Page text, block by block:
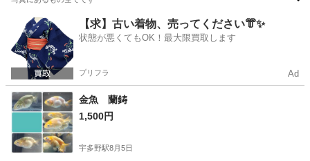
京都 京都市 鳴滝駅 その他 丸太
【求】古い着物、売ってください👘✨
状態が悪くてもOK！最大限買取します
プリフラ Ad
金魚 蘭鋳
1,500円
宇多野駅8月5日